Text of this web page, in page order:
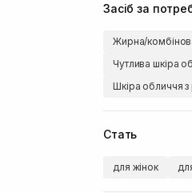
Засіб за
Жирна/
Чутлива шкіра
Шкіра обличчя
Стать
для жінок